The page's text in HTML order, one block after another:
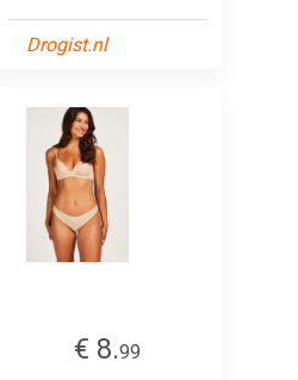
Drogist.nl
€ 8.99